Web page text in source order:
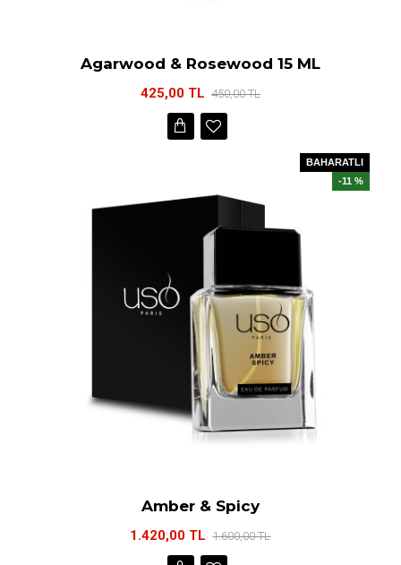
Agarwood & Rosewood 15 ML
425,00 TL 450,00 TL
BAHARATLI
-11 %
Amber & Spicy
1.420,00 TL 1.600,00 TL